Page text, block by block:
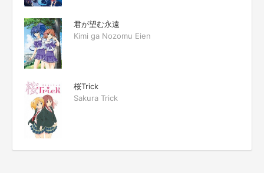
君が望む永遠
Kimi ga Nozomu Eien
桜Trick
Sakura Trick